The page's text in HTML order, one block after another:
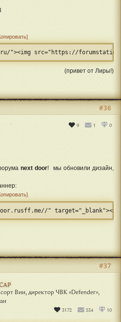
"><img src="https://
(привет от Лиры!)
9 1 0
#36
next door! мы обновили дизайн,
"
Вии, директор ЧВК «Defender»,
3172 534 10
#37